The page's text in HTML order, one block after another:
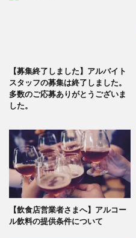
【募集終了しました】アルバイト
スタッフの募集は終了しました。
多数のご応募ありがとうございま
した。
【飲食店営業者さまへ】アルコー
ル飲料の提供条件について